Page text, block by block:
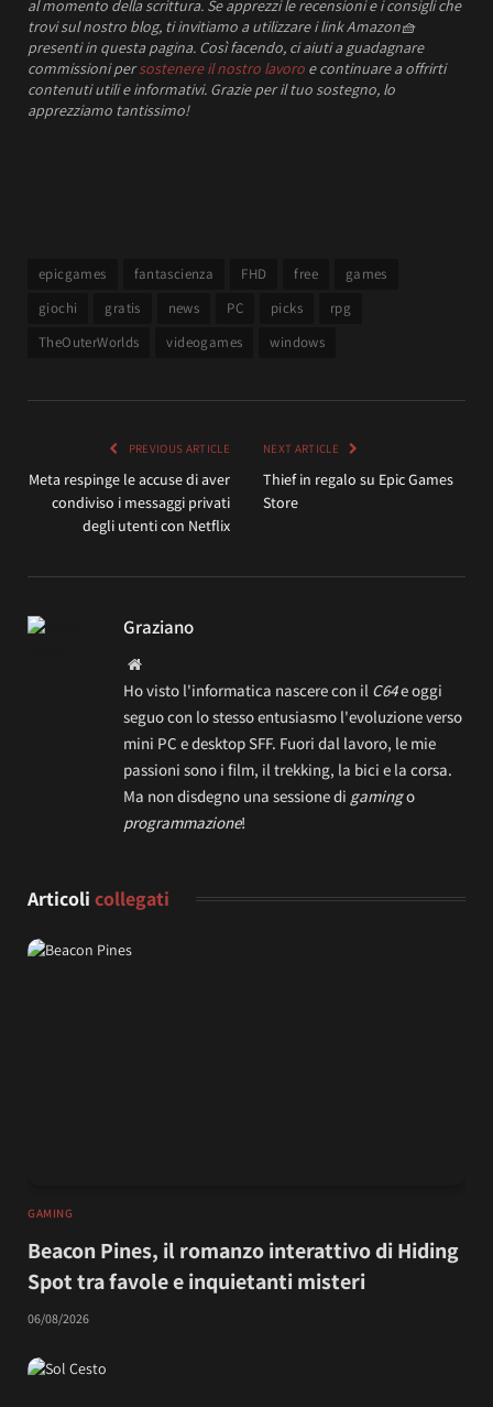
al momento della scrittura. Se apprezzi le recensioni e i consigli che
trovi sul nostro blog, ti invitiamo a utilizzare i link Amazon🧺
presenti in questa pagina. Così facendo, ci aiuti a guadagnare
commissioni persostenere il nostro lavoro e continuare a offrirti
contenuti utili e informativi. Grazie per il tuo sostegno, lo
apprezziamo tantissimo!
epicgames fantascienza FHD free
games
giochi
gratis news PC picks
rpg
TheOuterWorlds
videogames windows
PREVIOUS ARTICLE
Meta respinge le accuse di aver
condiviso i messaggi privati
degli utenti con Netflix
NEXT ARTICLE
Thief in regalo su Epic Games
Store
Graziano
Website
Ho visto l'informatica nascere con il C64e oggi
seguo con lo stesso entusiasmo l'evoluzione verso
mini PC e desktop SFF. Fuori dal lavoro, le mie
passioni sono i film, il trekking, la bici e la corsa.
Ma non disdegno una sessione di gamingo
programmazione!
Articoli collegati
GAMING
Beacon Pines, il romanzo interattivo di Hiding
Spot tra favole e inquietanti misteri
06/08/2026